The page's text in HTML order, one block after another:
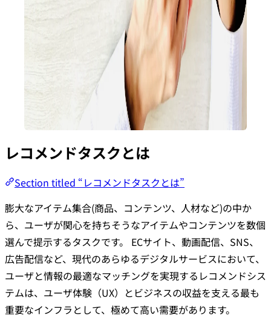
レコメンドタスクとは
Section titled “レコメンドタスクとは”
膨大なアイテム集合(商品、コンテンツ、人材など)の中か
ら、ユーザが関心を持ちそうなアイテムやコンテンツを数個
選んで提示するタスクです。 ECサイト、動画配信、SNS、
広告配信など、現代のあらゆるデジタルサービスにおいて、
ユーザと情報の最適なマッチングを実現するレコメンドシス
テムは、ユーザ体験（UX）とビジネスの収益を支える最も
重要なインフラとして、極めて高い需要があります。